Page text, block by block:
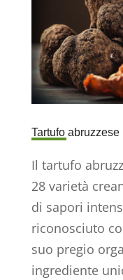
Tartufo abruzzese
Il tartufo
28 varietà
di sapori
riconosciuto
suo pregio
ingrediente